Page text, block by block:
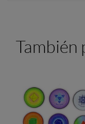
También